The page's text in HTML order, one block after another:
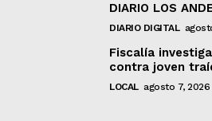
DIARIO LOS
DIARIO DIGITAL
Fiscalía
contra joven
LOCAL agosto 7, 2026